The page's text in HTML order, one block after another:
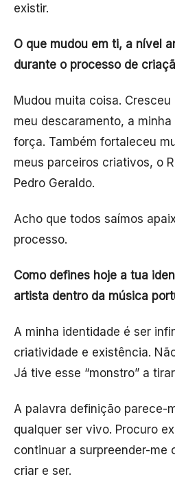
existir.
O que mudou em ti, a nível
durante o processo de
Mudou muita coisa.
meu descaramento, a
força. Também fortaleceu
meus parceiros criativos, o
Pedro Geraldo.
Acho que todos saímos
processo.
Como defines hoje a tua
artista dentro da música
A minha identidade é ser
criatividade e existência.
Já tive esse “monstro” a
A palavra definição parece-
qualquer ser vivo. Procuro
continuar a surpreender-me
criar e ser.